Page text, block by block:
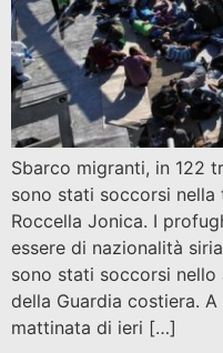
Sbarco migranti, in 122
sono stati soccorsi
Roccella Jonica. I
essere di nazionalità
sono stati soccorsi
della Guardia costiera. A
mattinata di ieri […]